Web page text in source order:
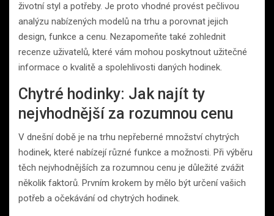
životní styl a potřeby. Je proto vhodné provést pečlivou
analýzu nabízených modelů na trhu a porovnat jejich
design, funkce a cenu. Nezapomeňte také zohlednit
recenze uživatelů, které vám mohou poskytnout užitečné
informace o kvalitě a spolehlivosti daných hodinek.
Chytré hodinky: Jak najít ty
nejvhodnější za rozumnou cenu
V dnešní době je na trhu nepřeberné množství chytrých
hodinek, které nabízejí různé funkce a možnosti. Při výběru
těch nejvhodnějších za rozumnou cenu je důležité zvážit
několik faktorů. Prvním krokem by mělo být určení vašich
potřeb a očekávání od chytrých hodinek.